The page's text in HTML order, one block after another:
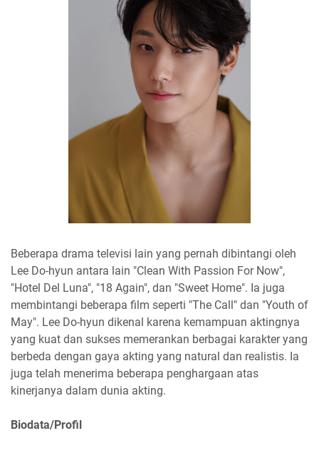
Beberapa drama televisi lain yang pernah dibintangi oleh
Lee Do-hyun antara lain "Clean With Passion For Now",
"Hotel Del Luna", "18 Again", dan "Sweet Home". Ia juga
membintangi beberapa film seperti "The Call" dan "Youth of
May". Lee Do-hyun dikenal karena kemampuan aktingnya
yang kuat dan sukses memerankan berbagai karakter yang
berbeda dengan gaya akting yang natural dan realistis. Ia
juga telah menerima beberapa penghargaan atas
kinerjanya dalam dunia akting.
Biodata/Profil